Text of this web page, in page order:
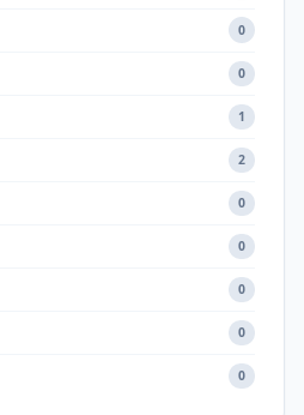
0
0
1
2
0
0
0
0
0